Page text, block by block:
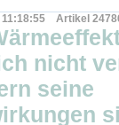
11:18:55 Artikel
nicht
seine